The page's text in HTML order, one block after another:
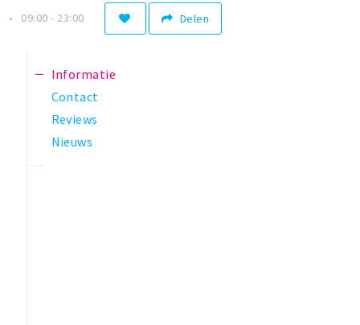
Delen
09:00 - 23:00
Informatie
Contact
Reviews
Nieuws